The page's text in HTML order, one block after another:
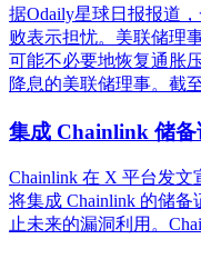
据Odaily星球日报报道
败表示担忧。美联储理
可能不必要地恢复通胀
降息的美联储理事。截
集成 Chainlink 储备
Chainlink 在 X 平台发
将集成 Chainlink 的储
止未来的漏洞利用。